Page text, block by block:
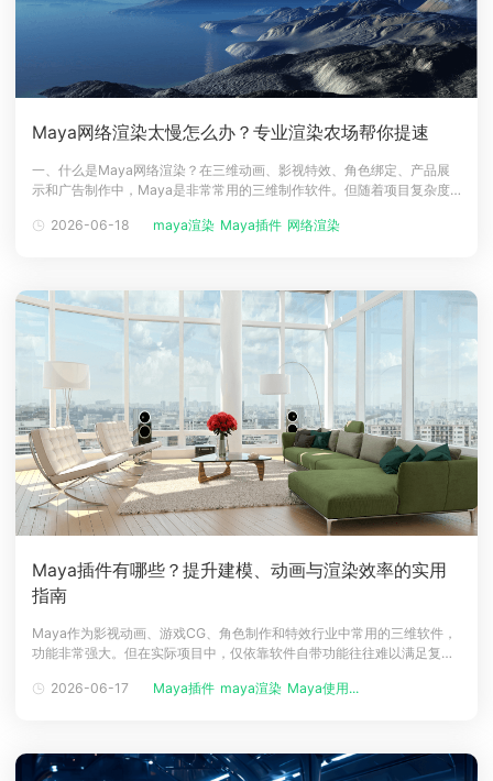
Maya网络渲染太慢怎么办？专业渲染农场帮你提速
一、什么是Maya网络渲染？在三维动画、影视特效、角色绑定、产品展
示和广告制作中，Maya是非常常用的三维制作软件。但随着项目复杂度
就是将 Maya场景文件提交到多台服务器或云端计算节点上进行分布式渲
2026-06-18 maya渲染 Maya插件 网络渲染
Maya插件有哪些？提升建模、动画与渲染效率的实用
指南
Maya作为影视动画、游戏CG、角色制作和特效行业中常用的三维软件，
功能非常强大。但在实际项目中，仅依靠软件自带功能往往难以满足复杂
创作者可以提升建模、绑定、动画、特效模拟和渲染效率，让复杂流程变
2026-06-17 Maya插件 maya渲染 Maya使用...